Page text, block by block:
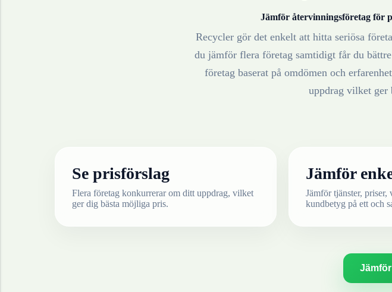
Jämför återvinningsföretag för
Recycler gör det enkelt att hitta seriösa
du jämför flera företag samtidigt får du
företag baserat på omdömen och
uppdrag vilket ger
Se prisförslag
Flera företag konkurrerar om ditt uppdrag, vilket
ger dig bästa möjliga pris.
Jämför
Jämför tjänster,
kundbetyg på ett och